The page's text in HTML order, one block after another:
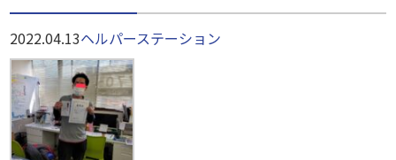
2022.04.13ヘルパーステーション